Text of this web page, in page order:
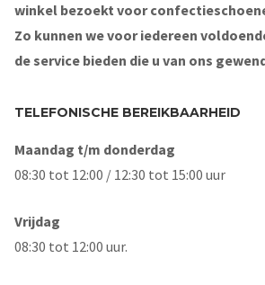
winkel bezoekt voor
Zo kunnen we voor iedereen
de service bieden die u van ons
TELEFONISCHE BEREIKBAARHEID
Maandag t/m donderdag
08:30 tot 12:00 / 12:30 tot 15:00 uur
Vrijdag
08:30 tot 12:00 uur.